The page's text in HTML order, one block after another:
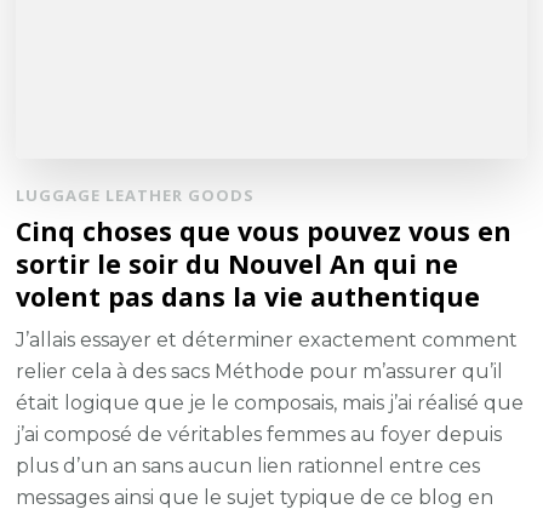
LUGGAGE LEATHER GOODS
Cinq choses que vous pouvez vous en
sortir le soir du Nouvel An qui ne
volent pas dans la vie authentique
J’allais essayer et déterminer exactement comment
relier cela à des sacs Méthode pour m’assurer qu’il
était logique que je le composais, mais j’ai réalisé que
j’ai composé de véritables femmes au foyer depuis
plus d’un an sans aucun lien rationnel entre ces
messages ainsi que le sujet typique de ce blog en